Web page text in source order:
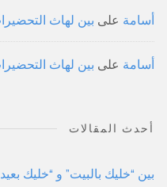
أسامة على بين لهاث
أسامة على بين لهاث
أحدث المقالات
بين “خليك بالبيت” و “خليك